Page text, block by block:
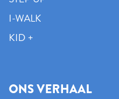
I-WALK
KID +
ONS VERHAAL